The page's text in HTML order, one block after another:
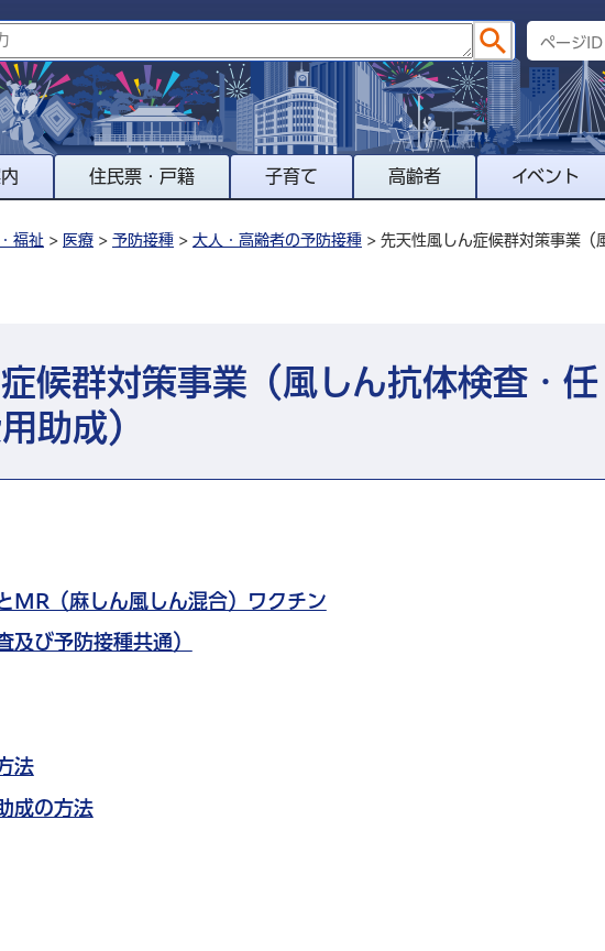
住民票・戸籍 子育て 高齢者 イベント
福祉 > 医療 > 予防接種 > 大人・高齢者の予防接種 > 先天性風しん症候群対策事業（
候群対策事業（風しん抗体検査・任
助成）
MR（麻しん風しん混合）ワクチン
及び予防接種共通）
法
成の方法